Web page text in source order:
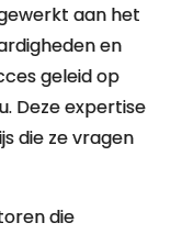
aan het
en
geleid op
Deze expertise
die ze vragen
die